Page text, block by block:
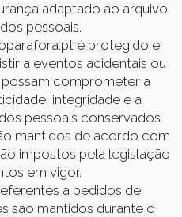
adaptado ao arquivo
pessoais.
é protegido e
a eventos acidentais ou
comprometer a
integridade e a
pessoais conservados.
mantidos de acordo com
impostos pela legislação
em vigor.
a pedidos de
são mantidos durante o